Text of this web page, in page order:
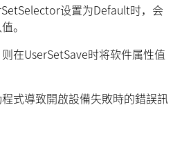
设置为Default时，会
。
在UserSetSave时将软件属性值
式導致開啟設備失敗時的錯誤訊